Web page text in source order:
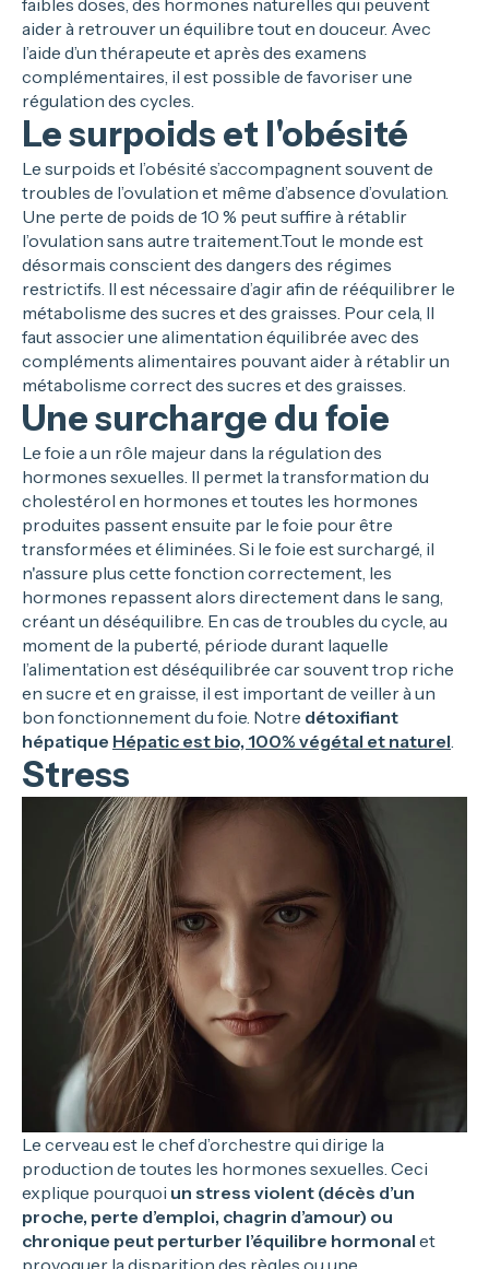
faibles doses, des hormones naturelles qui peuvent
aider à retrouver un équilibre tout en douceur. Avec
l’aide d’un thérapeute et après des examens
complémentaires, il est possible de favoriser une
régulation des cycles.
Le surpoids et l'obésité
Le surpoids et l’obésité s’accompagnent souvent de
troubles de l’ovulation et même d’absence d’ovulation.
Une perte de poids de 10 % peut suffire à rétablir
l’ovulation sans autre traitement.Tout le monde est
désormais conscient des dangers des régimes
restrictifs. Il est nécessaire d’agir afin de rééquilibrer le
métabolisme des sucres et des graisses. Pour cela, Il
faut associer une alimentation équilibrée avec des
compléments alimentaires pouvant aider à rétablir un
métabolisme correct des sucres et des graisses.
Une surcharge du foie
Le foie a un rôle majeur dans la régulation des
hormones sexuelles. Il permet la transformation du
cholestérol en hormones et toutes les hormones
produites passent ensuite par le foie pour être
transformées et éliminées. Si le foie est surchargé, il
n'assure plus cette fonction correctement, les
hormones repassent alors directement dans le sang,
créant un déséquilibre. En cas de troubles du cycle, au
moment de la puberté, période durant laquelle
l’alimentation est déséquilibrée car souvent trop riche
en sucre et en graisse, il est important de veiller à un
bon fonctionnement du foie. Notre détoxifiant
hépatique Hépatic est bio, 100% végétal et naturel.
Stress
Le cerveau est le chef d’orchestre qui dirige la
production de toutes les hormones sexuelles. Ceci
explique pourquoi un stress violent (décès d’un
proche, perte d’emploi, chagrin d’amour) ou
chronique peut perturber l’équilibre hormonal et
provoquer la disparition des règles ou une